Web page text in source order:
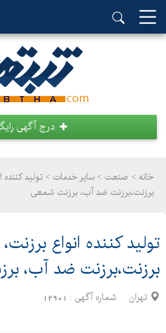
درج آگهی
خانه > صنعت > سایر خدمات > تولید کننده
برزنت،برزنت ضد آب، برزنت شمعی
تولید کننده انواع
برزنت،برزنت ضد آب،
تهران شماره آگهی : 12901